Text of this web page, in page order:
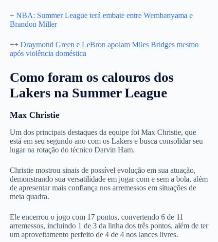
+ NBA: Summer League terá embate entre Wembanyama e
Brandon Miller
++ Draymond Green e LeBron apoiam Miles Bridges mesmo
após violência doméstica
Como foram os calouros dos
Lakers na Summer League
Max Christie
Um dos principais destaques da equipe foi Max Christie, que
está em seu segundo ano com os Lakers e busca consolidar seu
lugar na rotação do técnico Darvin Ham.
Christie mostrou sinais de possível evolução em sua atuação,
demonstrando sua versatilidade em jogar com e sem a bola, além
de apresentar mais confiança nos arremessos em situações de
meia quadra.
Ele encerrou o jogo com 17 pontos, convertendo 6 de 11
arremessos, incluindo 1 de 3 da linha dos três pontos, além de ter
um aproveitamento perfeito de 4 de 4 nos lances livres.